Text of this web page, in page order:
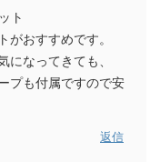
ト
がおすすめです。
になってきても、
プも付属ですので安
返信